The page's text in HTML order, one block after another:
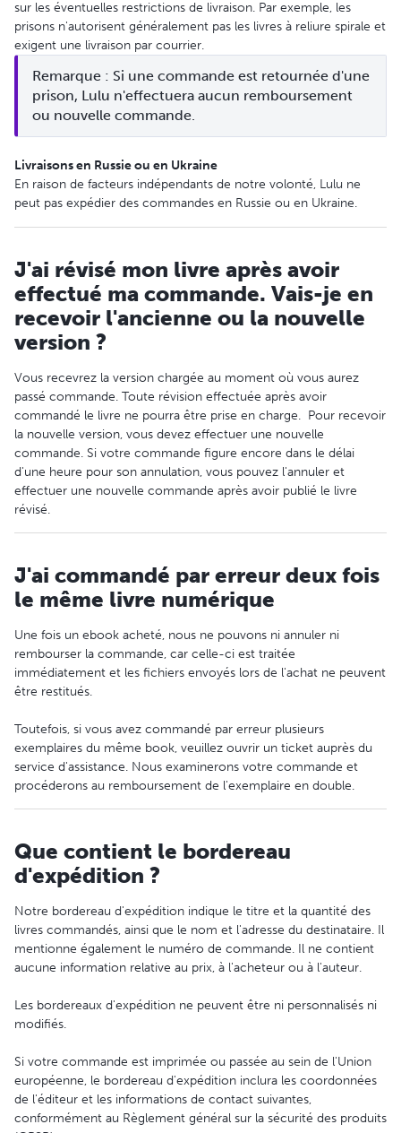
sur les éventuelles restrictions de livraison. Par exemple, les
prisons n'autorisent généralement pas les livres à reliure spirale et
exigent une livraison par courrier.
Remarque : Si une commande est retournée d'une
prison, Lulu n'effectuera aucun remboursement
ou nouvelle commande.
Livraisons en Russie ou en Ukraine
En raison de facteurs indépendants de notre volonté, Lulu ne
peut pas expédier des commandes en Russie ou en Ukraine.
J'ai révisé mon livre après avoir
effectué ma commande. Vais-je en
recevoir l'ancienne ou la nouvelle
version ?
Vous recevrez la version chargée au moment où vous aurez
passé commande. Toute révision effectuée après avoir
commandé le livre ne pourra être prise en charge. Pour recevoir
la nouvelle version, vous devez effectuer une nouvelle
commande. Si votre commande figure encore dans le délai
d'une heure pour son annulation, vous pouvez l'annuler et
effectuer une nouvelle commande après avoir publié le livre
révisé.
J'ai commandé par erreur deux fois
le même livre numérique
Une fois un ebook acheté, nous ne pouvons ni annuler ni
rembourser la commande, car celle-ci est traitée
immédiatement et les fichiers envoyés lors de l'achat ne peuvent
être restitués.
Toutefois, si vous avez commandé par erreur plusieurs
exemplaires du même book, veuillez ouvrir un ticket auprès du
service d'assistance. Nous examinerons votre commande et
procéderons au remboursement de l'exemplaire en double.
Que contient le bordereau
d'expédition ?
Notre bordereau d'expédition indique le titre et la quantité des
livres commandés, ainsi que le nom et l'adresse du destinataire. Il
mentionne également le numéro de commande. Il ne contient
aucune information relative au prix, à l'acheteur ou à l'auteur.
Les bordereaux d'expédition ne peuvent être ni personnalisés ni
modifiés.
Si votre commande est imprimée ou passée au sein de l'Union
européenne, le bordereau d'expédition inclura les coordonnées
de l'éditeur et les informations de contact suivantes,
conformément au Règlement général sur la sécurité des produits